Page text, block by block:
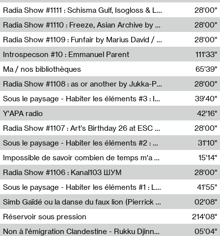
Radia Show #1111 : Schisma Gulf, Isogloss & Lament For The Old Clock By Harvey Young / Resonance
Resonance
28'00"
Radia Show #1110 : Freeze, Asian Archive by Avita Maheen / Radio Worm
Radio WORM
28'00"
Radia Show #1109 : Funfair by Marius David / JET FM
Jet FM
28'00"
Introspecson #10 : Emmanuel Parent
Pierre Henry,Emmanuel Parent
111'33"
Ma / nos bibliothèques
Sarah Tritz,Elene Lapiashivili,Justin Marconnet,Mateo Cuche,Esther Lechevalier,Suzie Lecroart,Romance Castelet
65'39"
Radia Show #1108 : as or another by Jukka-Pekka Kervinen / Rádio Zero
Radio Zero
28'00"
Sous le paysage - Habiter les éléments #3 : Interprétations, rituels et symboliques des éléments
Nastassja Martin
39'40"
Y'APA radio
Pierrick Mouton
42'16"
Radia Show #1107 : Art's Birthday 26 at ESC - Medien Kunst Labor
Radio Helsinki
28'00"
Sous le paysage - Habiter les éléments #2 : Vers le tournant élémentaire
Nastassja Martin
31'10"
Impossible de savoir combien de temps m'a échappé
Mélanie Blaison,Mateo Cuin
15'14"
Radia Show #1106 : Kanal103 ШУМ
Kanal103
28'00"
Sous le paysage - Habiter les éléments #1 : Les éléments et les débordements du vivant
Nastassja Martin
41'55"
Simb Gaïdé ou la danse du faux lion (Pierrick Mouton)
Pierrick Mouton,Simb Gaïdé
02'08"
Réservoir sous pression
214'08"
Non à l'émigration Clandestine - Rukku Djinne Squad (Eden Tinto Collins)
05'04"